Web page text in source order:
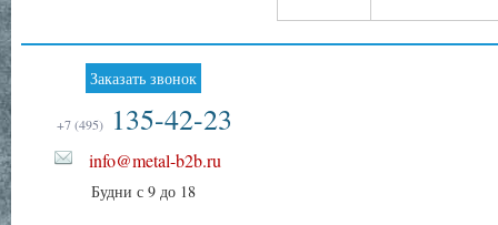
Заказать звонок
+7 (495) 135-42-23
info@metal-b2b.ru
Будни с 9 до 18